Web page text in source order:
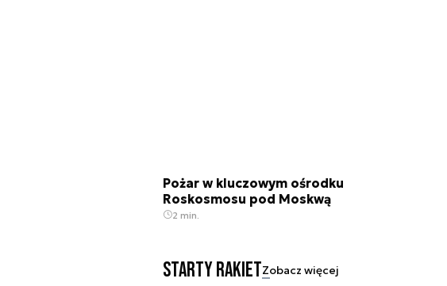
Pożar w kluczowym ośrodku
Roskosmosu pod Moskwą
2 min.
Starty rakietZobacz więcej